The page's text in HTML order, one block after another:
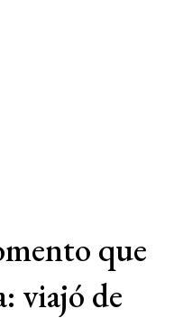
que
viajó de